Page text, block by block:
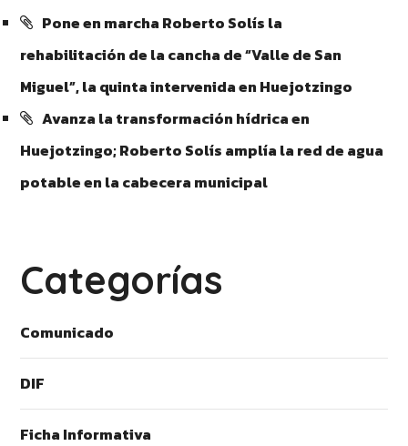
Pone en marcha Roberto Solís la
rehabilitación de la cancha de “Valle de San
Miguel”, la quinta intervenida en Huejotzingo
Avanza la transformación hídrica en
Huejotzingo; Roberto Solís amplía la red de agua
potable en la cabecera municipal
Categorías
Comunicado
DIF
Ficha Informativa